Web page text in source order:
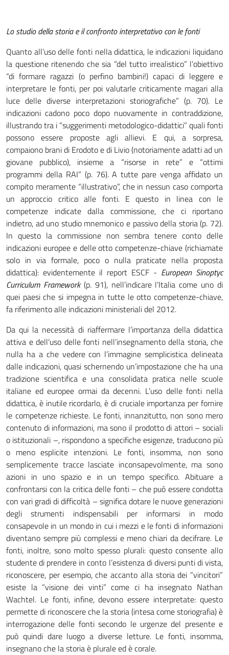
Lo studio della storia e il confronto interpretativo con le fonti
Quanto all’uso delle fonti nella didattica, le indicazioni liquidano
la questione ritenendo che sia “del tutto irrealistico” l’obiettivo
“di formare ragazzi (o perfino bambini!) capaci di leggere e
interpretare le fonti, per poi valutarle criticamente magari alla
luce delle diverse interpretazioni storiografiche” (p. 70). Le
indicazioni cadono poco dopo nuovamente in contraddizione,
illustrando tra i “suggerimenti metodologico-didattici” quali fonti
possono essere proposte agli allievi. E qui, a sorpresa,
compaiono brani di Erodoto e di Livio (notoriamente adatti ad un
giovane pubblico), insieme a “risorse in rete” e “ottimi
programmi della RAI” (p. 76). A tutte pare venga affidato un
compito meramente “illustrativo”, che in nessun caso comporta
un approccio critico alle fonti. E questo in linea con le
competenze indicate dalla commissione, che ci riportano
indietro, ad uno studio mnemonico e passivo della storia (p. 72).
In questo la commissione non sembra tenere conto delle
indicazioni europee e delle otto competenze-chiave (richiamate
solo in via formale, poco o nulla praticate nella proposta
didattica): evidentemente il report ESCF - European Sinoptyc
Curriculum Framework(p. 91), nell’indicare l’Italia come uno di
quei paesi che si impegna in tutte le otto competenze-chiave,
fa riferimento alle indicazioni ministeriali del 2012.
Da qui la necessità di riaffermare l’importanza della didattica
attiva e dell’uso delle fonti nell’insegnamento della storia, che
nulla ha a che vedere con l’immagine semplicistica delineata
dalle indicazioni, quasi schernendo un’impostazione che ha una
tradizione scientifica e una consolidata pratica nelle scuole
italiane ed europee ormai da decenni. L’uso delle fonti nella
didattica, è inutile ricordarlo, è di cruciale importanza per fornire
le competenze richieste. Le fonti, innanzitutto, non sono mero
contenuto di informazioni, ma sono il prodotto di attori – sociali
o istituzionali –, rispondono a specifiche esigenze, traducono più
o meno esplicite intenzioni. Le fonti, insomma, non sono
semplicemente tracce lasciate inconsapevolmente, ma sono
azioni in uno spazio e in un tempo specifico. Abituare a
confrontarsi con la critica delle fonti – che può essere condotta
con vari gradi di difficoltà – significa dotare le nuove generazioni
degli strumenti indispensabili per informarsi in modo
consapevole in un mondo in cui i mezzi e le fonti di informazioni
diventano sempre più complessi e meno chiari da decifrare. Le
fonti, inoltre, sono molto spesso plurali: questo consente allo
studente di prendere in conto l’esistenza di diversi punti di vista,
riconoscere, per esempio, che accanto alla storia dei “vincitori”
esiste la “visione dei vinti” come ci ha insegnato Nathan
Wachtel. Le fonti, infine, devono essere interpretate: questo
permette di riconoscere che la storia (intesa come storiografia) è
interrogazione delle fonti secondo le urgenze del presente e
può quindi dare luogo a diverse letture. Le fonti, insomma,
insegnano che la storia è plurale ed è corale.